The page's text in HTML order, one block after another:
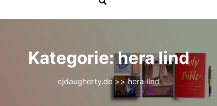
Kategorie:hera lind
cjdaugherty.de>>hera lind